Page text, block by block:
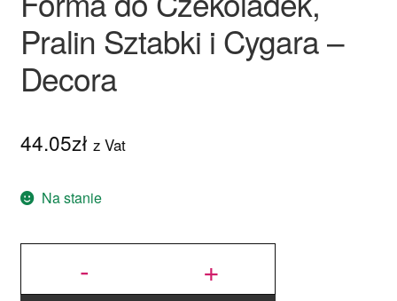
Pralin Sztabki i Cygara –
Decora
44.05zł z Vat
Na stanie
-
ilość Forma
Decora +